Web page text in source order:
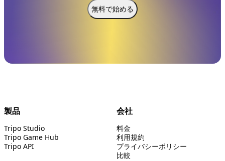
無料で始める
製品
Tripo Studio
Tripo Game Hub
Tripo API
会社
料金
利用規約
プライバシーポリシー
比較